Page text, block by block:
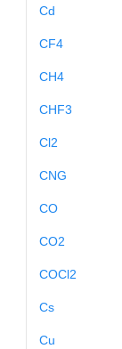
Cd
CF4
CH4
CHF3
Cl2
CNG
CO
CO2
COCl2
Cs
Cu